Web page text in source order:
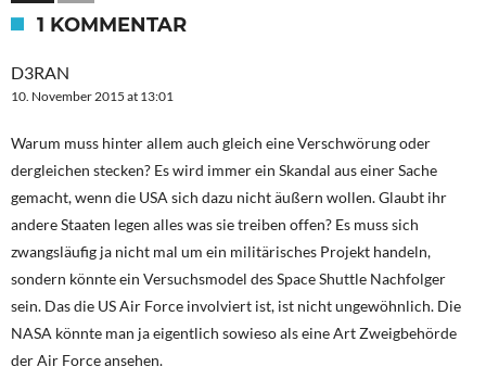
1 KOMMENTAR
D3RAN
10. November 2015 at 13:01
Warum muss hinter allem auch gleich eine Verschwörung oder
dergleichen stecken? Es wird immer ein Skandal aus einer Sache
gemacht, wenn die USA sich dazu nicht äußern wollen. Glaubt ihr
andere Staaten legen alles was sie treiben offen? Es muss sich
zwangsläufig ja nicht mal um ein militärisches Projekt handeln,
sondern könnte ein Versuchsmodel des Space Shuttle Nachfolger
sein. Das die US Air Force involviert ist, ist nicht ungewöhnlich. Die
NASA könnte man ja eigentlich sowieso als eine Art Zweigbehörde
der Air Force ansehen.